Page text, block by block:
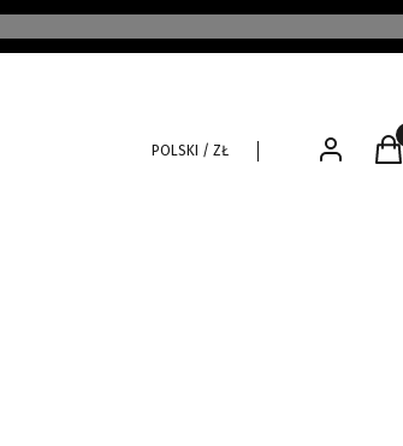
POLSKI / ZŁ Zaloguj się